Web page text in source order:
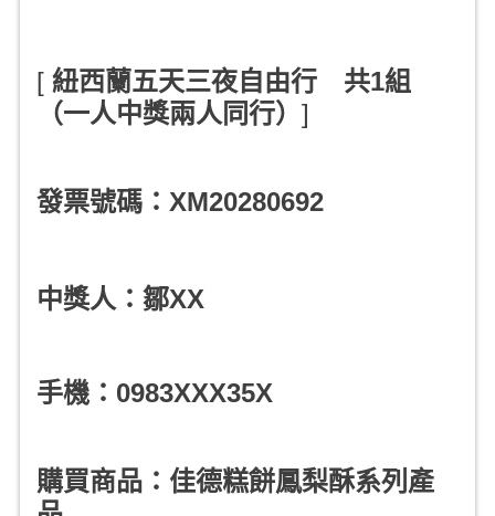
[紐西蘭五天三夜自由行 共1組
（一人中獎兩人同行）]
發票號碼：XM20280692
中獎人：鄒XX
手機：0983XXX35X
購買商品：佳德糕餅鳳梨酥系列產